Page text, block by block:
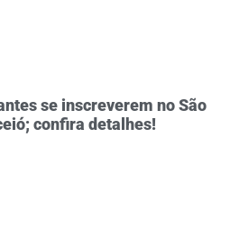
se inscreverem no São
confira detalhes!